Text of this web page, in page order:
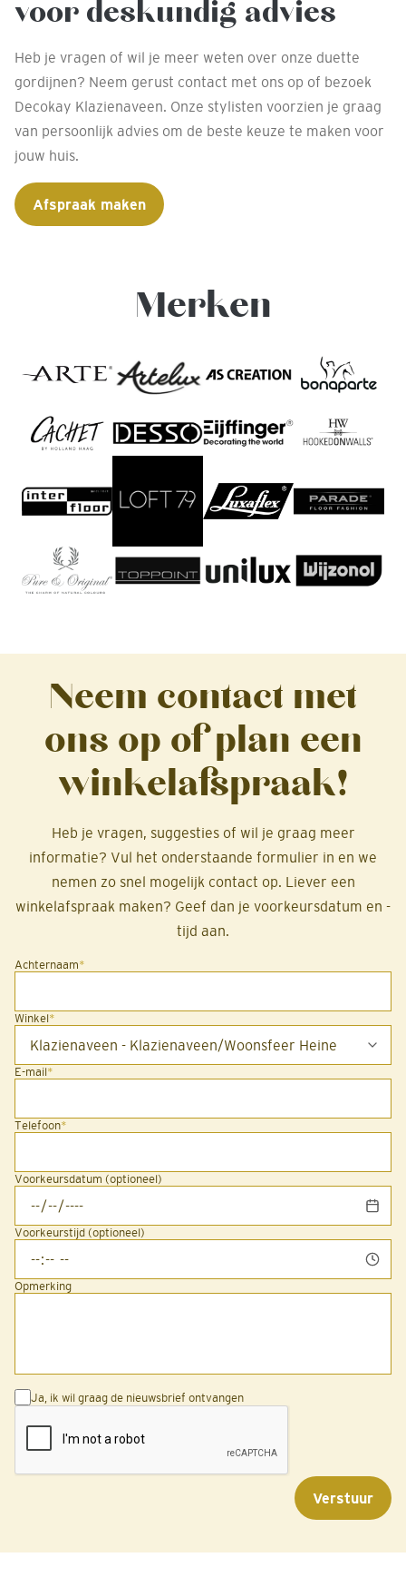
voor deskundig advies
Heb je vragen of wil je meer weten over onze duette
gordijnen? Neem gerust contact met ons op of bezoek
Decokay Klazienaveen. Onze stylisten voorzien je graag
van persoonlijk advies om de beste keuze te maken voor
jouw huis.
Afspraak maken
Merken
Neem contact met
ons op of plan een
winkelafspraak!
Heb je vragen, suggesties of wil je graag meer
informatie? Vul het onderstaande formulier in en we
nemen zo snel mogelijk contact op. Liever een
winkelafspraak maken? Geef dan je voorkeursdatum en -
tijd aan.
Achternaam*
Winkel*
E-mail*
Telefoon*
Voorkeursdatum (optioneel)
Voorkeurstijd (optioneel)
Opmerking
Ja, ik wil graag de nieuwsbrief ontvangen